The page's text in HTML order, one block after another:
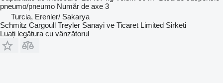
pneumo/pneumo Număr de axe 3
Turcia, Erenler/ Sakarya
Schmitz Cargoull Treyler Sanayi ve Ticaret Limited Sirketi
Luați legătura cu vânzătorul